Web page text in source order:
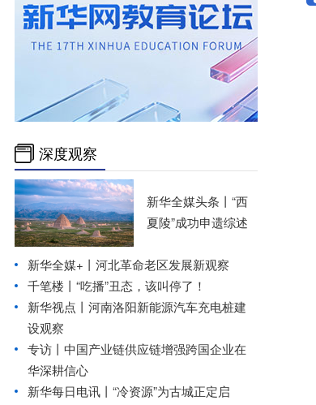
深度观察
新华全媒头条丨 “西
夏陵”成功申遗综述
新华全媒+丨 河北革命老区发展新观察
千笔楼丨“吃播”丑态，该叫停了！
新华视点丨 河南洛阳新能源汽车充电桩建
设观察
专访丨中国产业链供应链增强跨国企业在
华深耕信心
新华每日电讯丨 “冷资源”为古城正定启